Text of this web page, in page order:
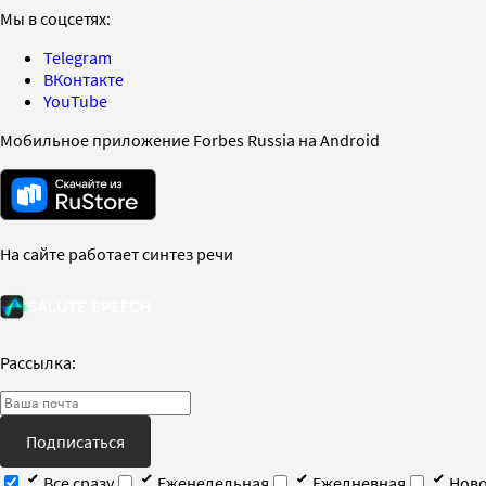
Мы в соцсетях:
Telegram
ВКонтакте
YouTube
Мобильное приложение Forbes Russia на Android
На сайте работает синтез речи
Рассылка:
Подписаться